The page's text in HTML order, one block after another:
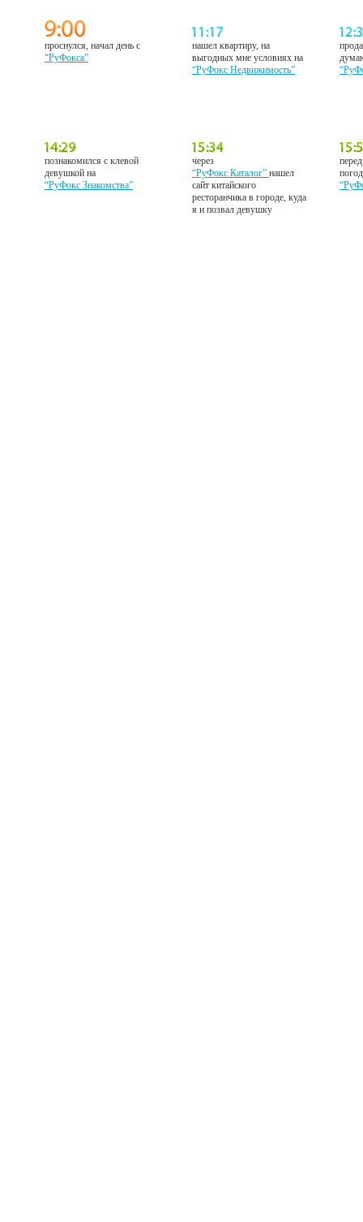
проснулся, начал день с
“РуФокса”
нашел квартиру, на
выгодных мне условиях на
“РуФокс Недвижимость”
познакомился с клевой
девушкой на
“РуФокс Знакомства”
через
“РуФокс Каталог”нашел
сайт китайского
ресторанчика в городе, куда
я и позвал девушку